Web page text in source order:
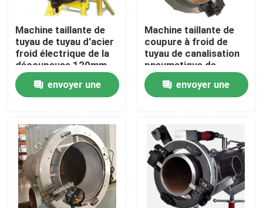
Contrôle de qualité
Contactez-nous
Demandez une citation
Machines de canalisation
Couche de canalisation
Soudeuse de salaire
Machine taillante de
tuyau de tuyau d'acier
froid électrique de la
découpeuse 120mm
envoyer une
Machine taillante de
coupure à froid de
tuyau de canalisation
pneumatique de
machine
envoyer une